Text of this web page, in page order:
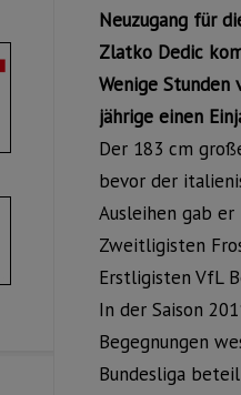
Neuzugang für
Zlatko Dedic
Wenige
jährige einen
Der 183 cm
bevor der
Ausleihen gab
Zweitligisten
Erstligisten VfL
In der Saison
Begegnungen
Bundesliga